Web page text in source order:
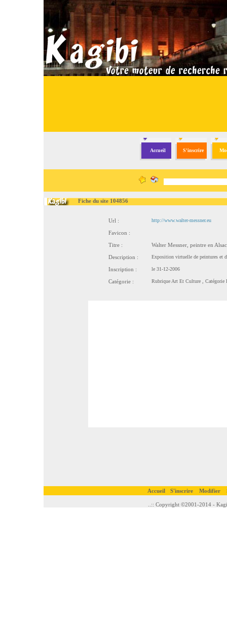
Accueil S'inscrire
Fiche du site 104856
Url : http://www.walter-messner.eu
Favicon :
Titre :
Walter Messner, peintre en
Description :
Exposition virtuelle de peintures et
Inscription : le 31-12-2006
Catégorie : Rubrique Art Et Culture, Catégorie
Accueil S'inscrire Modifier
..:: Copyright ©2001-2014 -